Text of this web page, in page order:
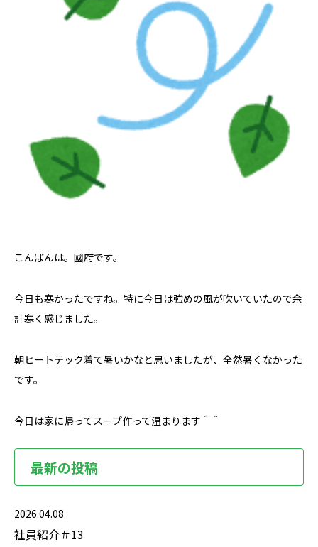
こんばんは。國府です。
今日も寒かったですね。特に今日は強めの風が吹いていたので余
計寒く感じました。
朝ヒートテック着て暑いかなと思いましたが、全然暑くなかった
です。
今日は家に帰ってスープ作って温まります＾＾
最新の投稿
2026.04.08
社員紹介＃13